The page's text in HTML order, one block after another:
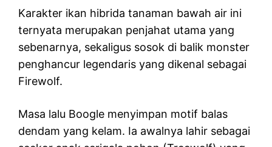
Karakter ikan hibrida tanaman bawah air ini
ternyata merupakan penjahat utama yang
sebenarnya, sekaligus sosok di balik monster
penghancur legendaris yang dikenal sebagai
Firewolf.
Masa lalu Boogle menyimpan motif balas
dendam yang kelam. Ia awalnya lahir sebagai